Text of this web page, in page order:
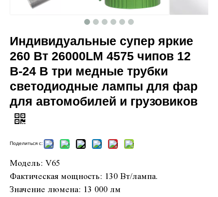
Индивидуальные супер яркие
260 Вт 26000LM 4575 чипов 12
В-24 В три медные трубки
светодиодные лампы для фар
для автомобилей и грузовиков
Поделиться с:
Модель: V65
Фактическая мощность: 130 Вт/лампа.
Значение люмена: 13 000 лм